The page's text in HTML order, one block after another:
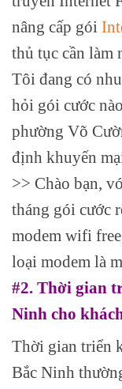
nâng cấp gói
thủ tục cần làm
Tôi đang có
hỏi gói cước
phường Võ
định khuyến
>> Chào bạn,
tháng gói cước
modem wifi
loại modem là
#2. Thời gian
Ninh cho
Thời gian triển
Bắc Ninh